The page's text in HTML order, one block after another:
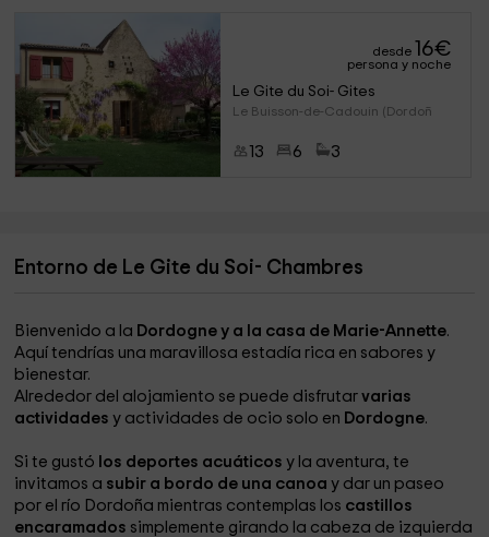
desde 16€
persona y noche
Le Gite du Soi- Gites
Le Buisson-de-Cadouin (Dordoñ
13 6 3
Entorno de Le Gite du Soi- Chambres
Bienvenido a la Dordogne y a la casa de Marie-Annette.
Aquí tendrías una maravillosa estadía rica en sabores y
bienestar.
Alrededor del alojamiento se puede disfrutarvarias
actividadesy actividades de ocio solo en Dordogne.
Si te gustó los deportes acuáticosy la aventura, te
invitamos a subir a bordo de una canoay dar un paseo
por el río Dordoña mientras contemplas los castillos
encaramados simplemente girando la cabeza de izquierda